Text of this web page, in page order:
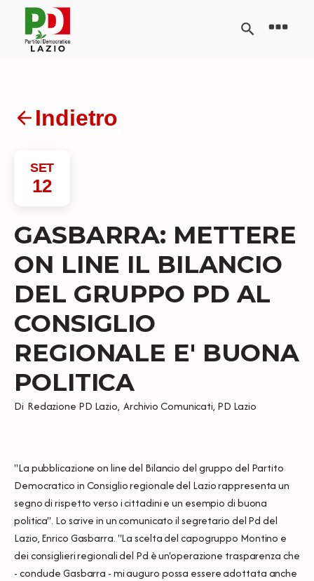
Indietro
SET
12
GASBARRA: METTERE
ON LINE IL BILANCIO
DEL GRUPPO PD AL
CONSIGLIO
REGIONALE E' BUONA
POLITICA
Di Redazione PD Lazio, Archivio Comunicati, PD Lazio
"La pubblicazione on line del Bilancio del gruppo del Partito
Democratico in Consiglio regionale del Lazio rappresenta un
segno di rispetto verso i cittadini e un esempio di buona
politica". Lo scrive in un comunicato il segretario del Pd del
Lazio, Enrico Gasbarra. "La scelta del capogruppo Montino e
dei consiglieri regionali del Pd è un'operazione trasparenza che
- conclude Gasbarra - mi auguro possa essere adottata anche